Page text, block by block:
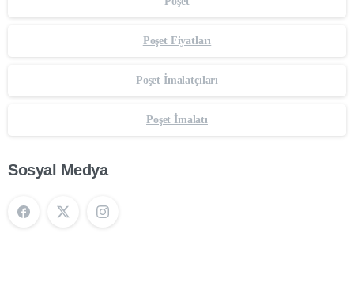
Poşet Fiyatları
Poşet İmalatçıları
Poşet İmalatı
Sosyal Medya